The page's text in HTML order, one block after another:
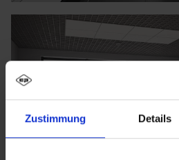
Zustimmung Details